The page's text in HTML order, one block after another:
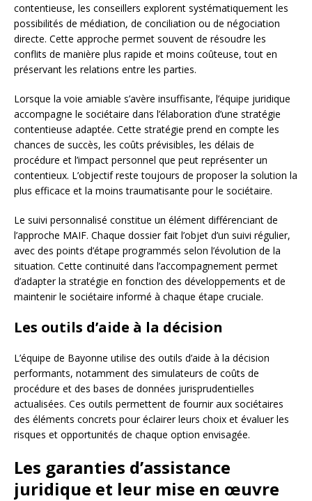
contentieuse, les conseillers explorent systématiquement les
possibilités de médiation, de conciliation ou de négociation
directe. Cette approche permet souvent de résoudre les
conflits de manière plus rapide et moins coûteuse, tout en
préservant les relations entre les parties.
Lorsque la voie amiable s’avère insuffisante, l’équipe juridique
accompagne le sociétaire dans l’élaboration d’une stratégie
contentieuse adaptée. Cette stratégie prend en compte les
chances de succès, les coûts prévisibles, les délais de
procédure et l’impact personnel que peut représenter un
contentieux. L’objectif reste toujours de proposer la solution la
plus efficace et la moins traumatisante pour le sociétaire.
Le suivi personnalisé constitue un élément différenciant de
l’approche MAIF. Chaque dossier fait l’objet d’un suivi régulier,
avec des points d’étape programmés selon l’évolution de la
situation. Cette continuité dans l’accompagnement permet
d’adapter la stratégie en fonction des développements et de
maintenir le sociétaire informé à chaque étape cruciale.
Les outils d’aide à la décision
L’équipe de Bayonne utilise des outils d’aide à la décision
performants, notamment des simulateurs de coûts de
procédure et des bases de données jurisprudentielles
actualisées. Ces outils permettent de fournir aux sociétaires
des éléments concrets pour éclairer leurs choix et évaluer les
risques et opportunités de chaque option envisagée.
Les garanties d’assistance
juridique et leur mise en œuvre